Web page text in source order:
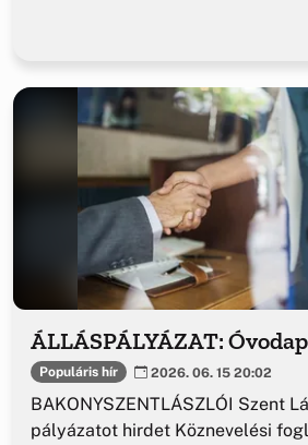
ÁLLÁSPÁLYÁZAT:
Populáris hír 2026. 06. 15 20:02
BAKONYSZENTLÁSZLÓI Szent
pályázatot hirdet Köznevelési